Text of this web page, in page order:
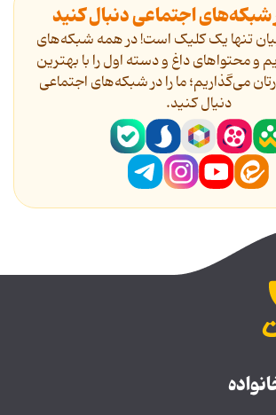
شبکه‌های اجتماعی دنبال کنید
تنها یک کلیک است! در همه شبکه‌های
و محتواهای داغ و دسته اول را با بهترین
می‌گذاریم؛ ما را در شبکه‌های اجتماعی
دنیال کنید.